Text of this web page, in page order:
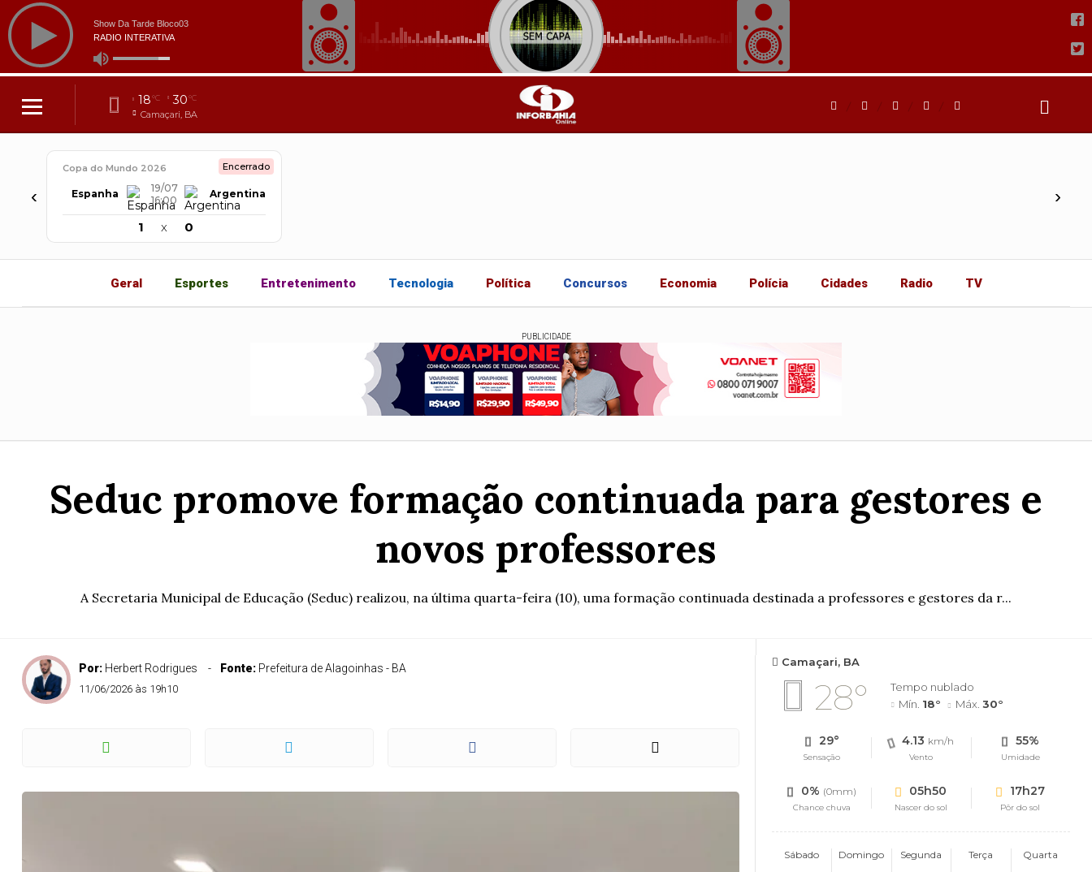
18°C 30°C
Camaçari, BA
‹
Copa do Mundo 2026 Encerrado
Espanha
19/07
16:00
Argentina
1 x 0
›
Geral Esportes Entretenimento Tecnologia Política Concursos Economia Polícia Cidades Radio TV
PUBLICIDADE
Seduc promove formação continuada para gestores e
novos professores
A Secretaria Municipal de Educação (Seduc) realizou, na última quarta-feira (10), uma formação continuada destinada a professores e gestores da r...
Por: Herbert Rodrigues Fonte: Prefeitura de Alagoinhas - BA
11/06/2026 às 19h10
Camaçari, BA
28°
Tempo nublado
Mín. 18° Máx. 30°
29°
Sensação
4.13 km/h
Vento
55%
Umidade
0% (0mm)
Chance chuva
05h50
Nascer do sol
17h27
Pôr do sol
Sábado Domingo Segunda Terça Quarta